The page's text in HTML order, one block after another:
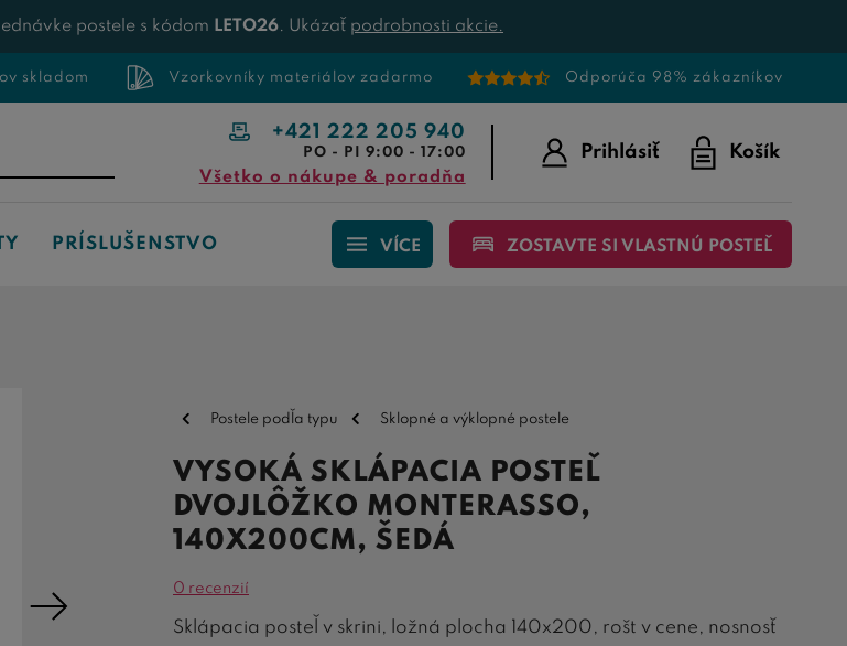
postele s kódom LETO26. Ukázať podrobnosti akcie.
skladom Vzorkovníky materiálov zadarmo Odporúča 98% zákazníkov
+421 222 205 940
PO - PI 9:00 - 17:00
Všetko o nákupe & poradňa
Prihlásiť Košík
PRÍSLUŠENSTVO VÍCE ZOSTAVTE SI VLASTNÚ POSTEĽ
Postele podľa typu Sklopné a výklopné postele
VYSOKÁ SKLÁPACIA POSTEĽ
DVOJLÔŽKO MONTERASSO,
140X200CM, ŠEDÁ
0 recenzií
Sklápacia posteľ v skrini, ložná plocha 140x200, rošt v cene, nosnosť